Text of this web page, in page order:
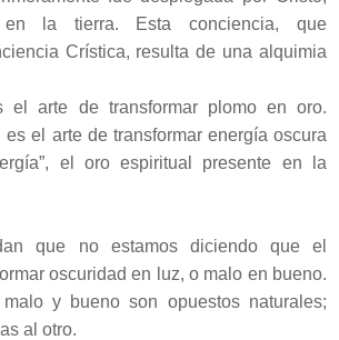
en la tierra. Esta conciencia, que
Crística, resulta de una alquimia
el arte de transformar plomo en oro.
el arte de transformar energía oscura
el oro espiritual presente en la
que no estamos diciendo que el
oscuridad en luz, o malo en bueno.
y bueno son opuestos naturales;
al otro.